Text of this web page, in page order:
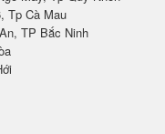
Tp Cà Mau
TP Bắc Ninh